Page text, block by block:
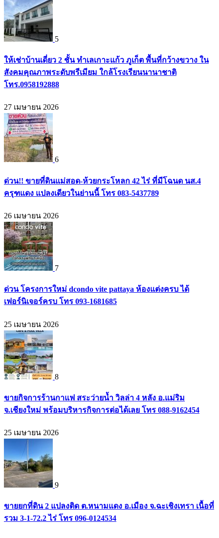
5
ให้เช่าบ้านเดี่ยว 2 ชั้น ทำเลเกาะแก้ว ภูเก็ต พื้นที่กว้างขวาง ใน
สังคมคุณภาพระดับพรีเมียม ใกล้โรงเรียนนานาชาติ
โทร.0958192888
27 เมษายน 2026
6
ด่วน!! ขายที่ดินแม่สอด-ห้วยกระโหลก 42 ไร่ ที่มีโฉนด นส.4
ครุฑแดง แปลงเดียวในย่านนี้ โทร 083-5437789
26 เมษายน 2026
7
ด่วน โครงการใหม่ dcondo vite pattaya ห้องแต่งครบ ได้
เฟอร์นิเจอร์ครบ โทร 093-1681685
25 เมษายน 2026
8
ขายกิจการร้านกาแฟ สระว่ายน้ำ วิลล่า 4 หลัง อ.แม่ริม
จ.เชียงใหม่ พร้อมบริหารกิจการต่อได้เลย โทร 088-9162454
25 เมษายน 2026
9
ขายยกที่ดิน 2 แปลงติด ต.หนามแดง อ.เมือง จ.ฉะเชิงเทรา เนื้อที่
รวม 3-1-72.2 ไร่ โทร 096-0124534